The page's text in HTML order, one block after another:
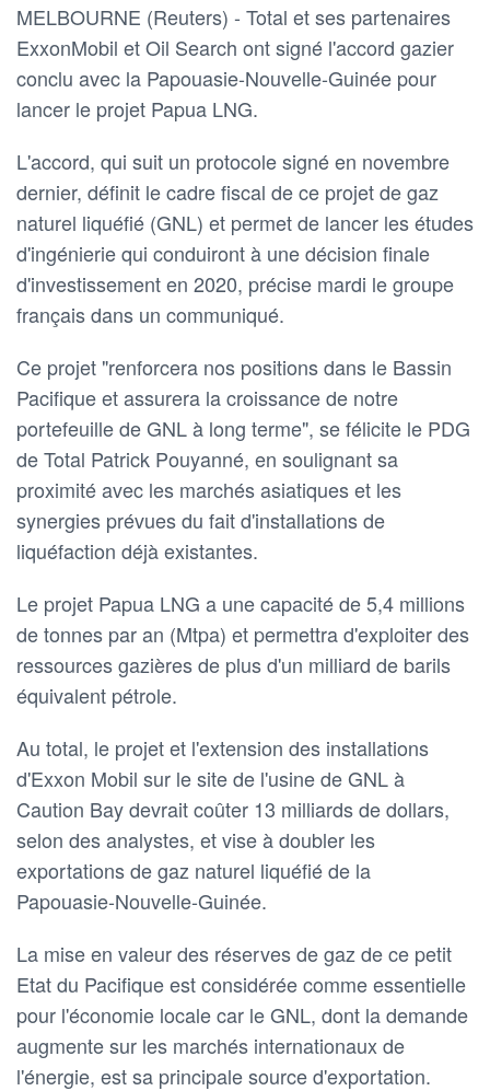
MELBOURNE (Reuters) - Total et ses partenaires
ExxonMobil et Oil Search ont signé l'accord gazier
conclu avec la Papouasie-Nouvelle-Guinée pour
lancer le projet Papua LNG.
L'accord, qui suit un protocole signé en novembre
dernier, définit le cadre fiscal de ce projet de gaz
naturel liquéfié (GNL) et permet de lancer les études
d'ingénierie qui conduiront à une décision finale
d'investissement en 2020, précise mardi le groupe
français dans un communiqué.
Ce projet "renforcera nos positions dans le Bassin
Pacifique et assurera la croissance de notre
portefeuille de GNL à long terme", se félicite le PDG
de Total Patrick Pouyanné, en soulignant sa
proximité avec les marchés asiatiques et les
synergies prévues du fait d'installations de
liquéfaction déjà existantes.
Le projet Papua LNG a une capacité de 5,4 millions
de tonnes par an (Mtpa) et permettra d'exploiter des
ressources gazières de plus d'un milliard de barils
équivalent pétrole.
Au total, le projet et l'extension des installations
d'Exxon Mobil sur le site de l'usine de GNL à
Caution Bay devrait coûter 13 milliards de dollars,
selon des analystes, et vise à doubler les
exportations de gaz naturel liquéfié de la
Papouasie-Nouvelle-Guinée.
La mise en valeur des réserves de gaz de ce petit
Etat du Pacifique est considérée comme essentielle
pour l'économie locale car le GNL, dont la demande
augmente sur les marchés internationaux de
l'énergie, est sa principale source d'exportation.